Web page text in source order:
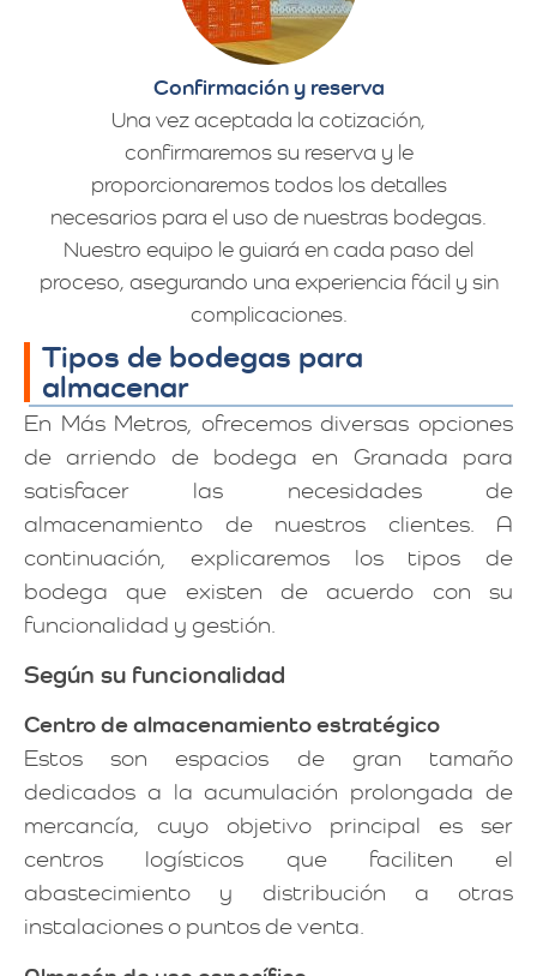
Confirmación y reserva
Una vez aceptada la cotización,
confirmaremos su reserva y le
proporcionaremos todos los detalles
necesarios para el uso de nuestras bodegas.
Nuestro equipo le guiará en cada paso del
proceso, asegurando una experiencia fácil y sin
complicaciones.
Tipos de bodegas para
almacenar
En Más Metros, ofrecemos diversas opciones
de arriendo de bodega en Granada para
satisfacer las necesidades de
almacenamiento de nuestros clientes. A
continuación, explicaremos los tipos de
bodega que existen de acuerdo con su
funcionalidad y gestión.
Según su funcionalidad
Centro de almacenamiento estratégico
Estos son espacios de gran tamaño
dedicados a la acumulación prolongada de
mercancía, cuyo objetivo principal es ser
centros logísticos que faciliten el
abastecimiento y distribución a otras
instalaciones o puntos de venta.